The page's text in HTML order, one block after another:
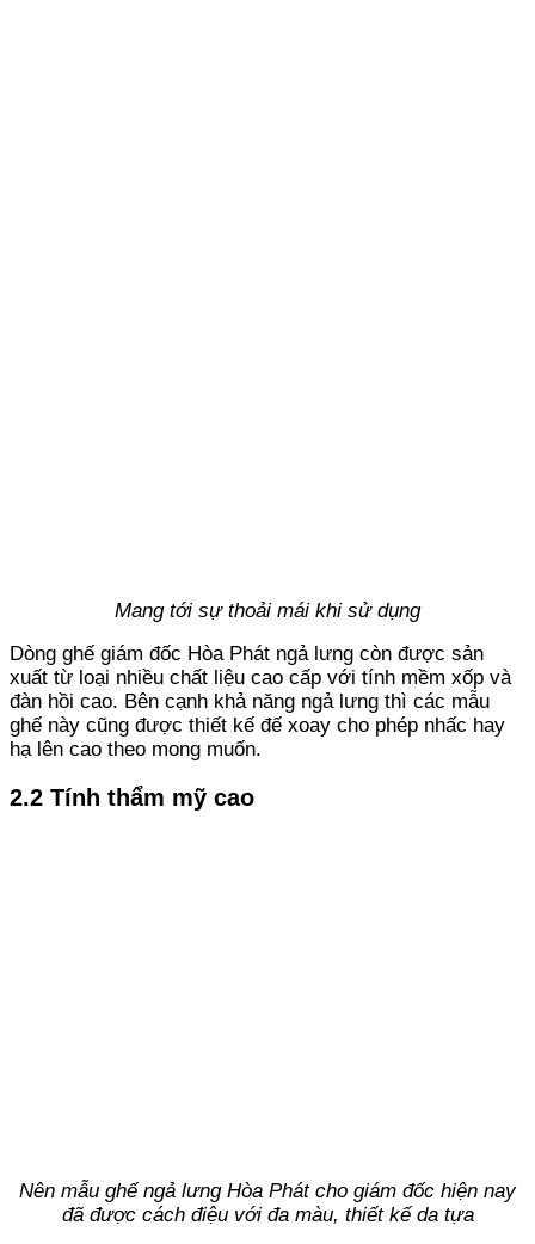
Mang tới sự thoải mái khi sử dụng
Dòng ghế giám đốc Hòa Phát ngả lưng còn được sản
xuất từ loại nhiều chất liệu cao cấp với tính mềm xốp và
đàn hồi cao. Bên cạnh khả năng ngả lưng thì các mẫu
ghế này cũng được thiết kế đế xoay cho phép nhấc hay
hạ lên cao theo mong muốn.
2.2 Tính thẩm mỹ cao
Nên mẫu ghế ngả lưng Hòa Phát cho giám đốc hiện nay
đã được cách điệu với đa màu, thiết kế da tựa